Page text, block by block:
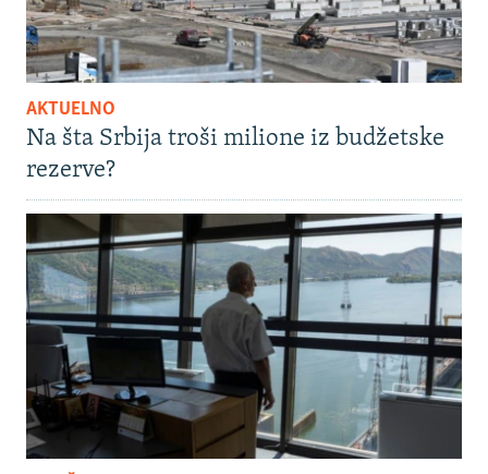
AKTUELNO
Na šta Srbija troši milione iz budžetske
rezerve?